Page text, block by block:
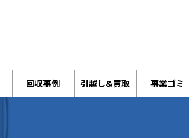
回収事例 引越し&買取 事業ゴミ